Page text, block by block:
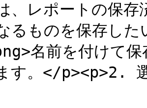
、レポートの保存
るものを保存し
名前を付けて
す。</